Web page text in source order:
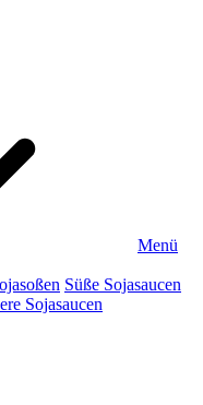
Menü
Süße Sojasaucen
Sojasaucen